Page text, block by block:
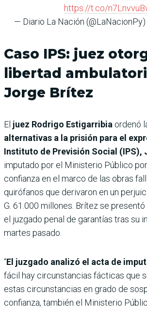
https://t.co/
— Diario La Nación (@LaNacionPy)
Caso IPS: juez
libertad
Jorge Brítez
El juez Rodrigo Estigarribia ordenó
alternativas a la prisión para el
Instituto de Previsión Social (IPS),
imputado por el Ministerio Público
confianza en el marco de las obras
quirófanos que derivaron en un
G. 61.000 millones. Brítez se
el juzgado penal de garantías tras su
martes pasado.
“El juzgado analizó el acta de
fácil hay circunstancias fácticas que
estas circunstancias en grado de
confianza, también el Ministerio